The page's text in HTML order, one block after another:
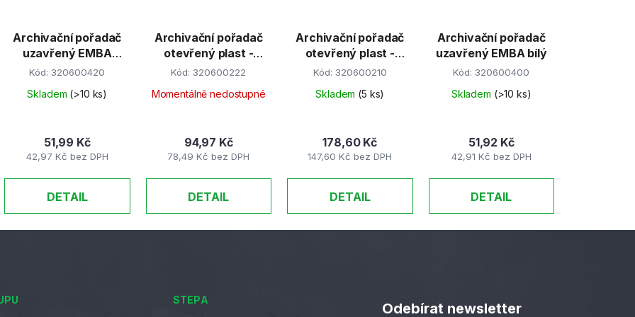
Archivační pořadač
uzavřený EMBA
modrý
Kód:320600420
Skladem (>10 ks)
42,97 Kč bez DPH
51,99 Kč
DETAIL
Archivační pořadač
otevřený plast -
modrý tmavě matný
Kód:320600222
Momentálně nedostupné
78,49 Kč bez DPH
94,97 Kč
DETAIL
Archivační pořadač
otevřený plast -
černý
Kód: 320600210
Skladem (5 ks)
147,60 Kč bez DPH
178,60 Kč
DETAIL
Archivační pořadač
uzavřený EMBA bílý
Kód:320600400
Skladem (>10 ks)
42,91 Kč bez DPH
51,92 Kč
DETAIL
STEPA
Odebírat newsletter